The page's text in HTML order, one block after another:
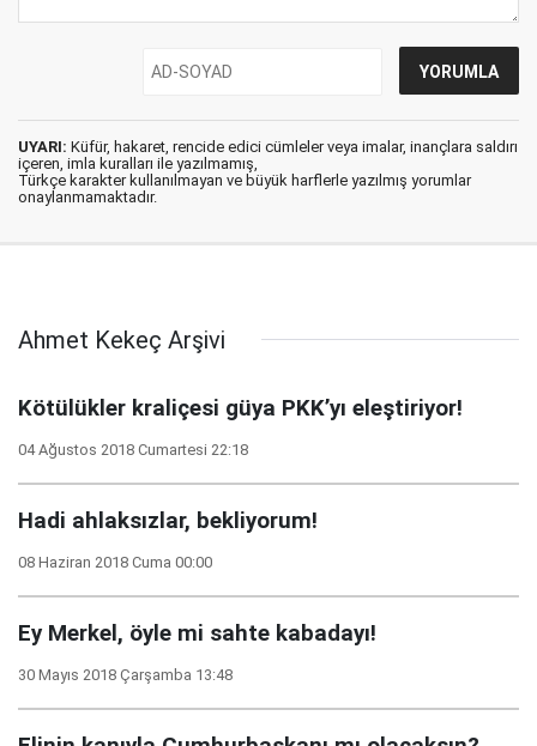
UYARI: Küfür, hakaret, rencide edici cümleler veya imalar, inançlara saldırı
içeren, imla kuralları ile yazılmamış,
Türkçe karakter kullanılmayan ve büyük harflerle yazılmış yorumlar
onaylanmamaktadır.
Ahmet Kekeç Arşivi
Kötülükler kraliçesi güya PKK’yı eleştiriyor!
04 Ağustos 2018 Cumartesi 22:18
Hadi ahlaksızlar, bekliyorum!
08 Haziran 2018 Cuma 00:00
Ey Merkel, öyle mi sahte kabadayı!
30 Mayıs 2018 Çarşamba 13:48